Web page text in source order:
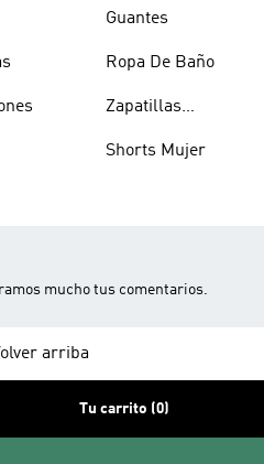
Guantes
Ropa De Baño
Zapatillas
Shorts Mujer
mucho tus comentarios.
arriba
Tu carrito (0)